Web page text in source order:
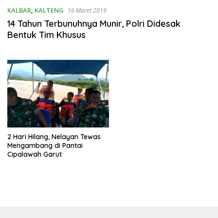
KALBAR, KALTENG 16 Maret 2019
14 Tahun Terbunuhnya Munir, Polri Didesak
Bentuk Tim Khusus
2 Hari Hilang, Nelayan Tewas
Mengambang di Pantai
Cipalawah Garut